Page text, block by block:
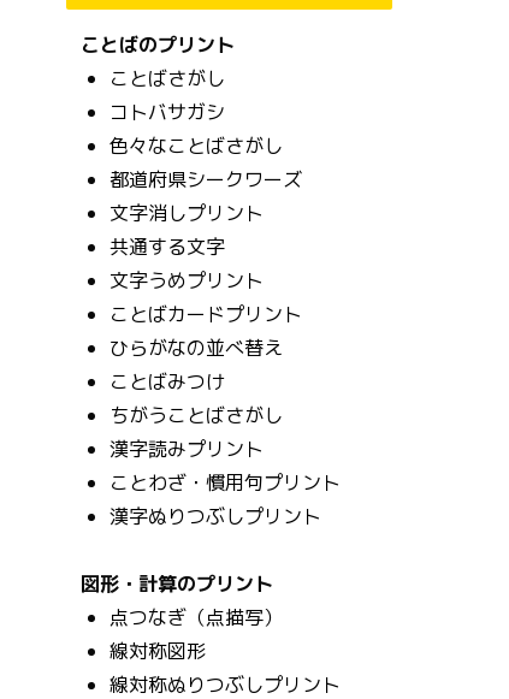
ことばのプリント
ことばさがし
コトバサガシ
色々なことばさがし
都道府県シークワーズ
文字消しプリント
共通する文字
文字うめプリント
ことばカードプリント
ひらがなの並べ替え
ことばみつけ
ちがうことばさがし
漢字読みプリント
ことわざ・慣用句プリント
漢字ぬりつぶしプリント
図形・計算のプリント
点つなぎ（点描写）
線対称図形
線対称ぬりつぶしプリント